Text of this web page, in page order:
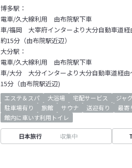
博多駅：
電車/久大線利用 由布院駅下車
車/福岡 大宰府インターより大分自動車道経
約15分（由布院駅近辺）
大分駅：
電車/久大線利用 由布院駅下車
車/大分 大分インターより大分自動車道経由
15分（由布院駅近辺)
エステ＆スパ 大浴場 宅配サービス ジャ
駐車場有り
旅館 サウナ 送迎有り
最寄
館内に車いす利用トイレ
日本旅行 収集中